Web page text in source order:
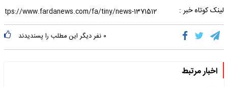
لینک کوتاه خبر :
۰ نفر دیگر این مطلب را پسندیدند
اخبار مرتبط